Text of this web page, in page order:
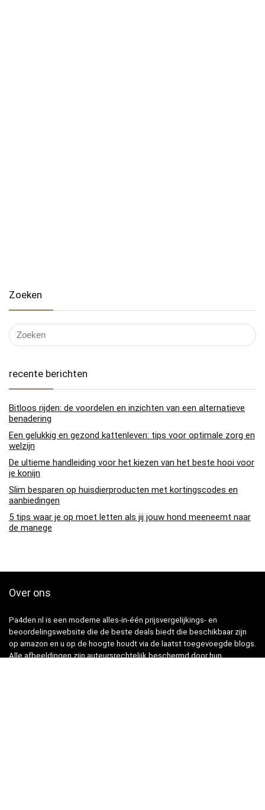
Zoeken
recente berichten
Bitloos rijden: de voordelen en inzichten van een alternatieve
benadering
Een gelukkig en gezond kattenleven: tips voor optimale zorg en
welzijn
De ultieme handleiding voor het kiezen van het beste hooi voor
je konijn
Slim besparen op huisdierproducten met kortingscodes en
aanbiedingen
5 tips waar je op moet letten als jij jouw hond meeneemt naar
de manege
Over ons
Pa4den.nl is een moderne alles-in-één prijsvergelijkings- en
beoordelingswebsite die de beste deals biedt die beschikbaar zijn
op amazon en u op de hoogte houdt via de laatst toegevoegde blogs.
Alle afbeeldingen zijn auteursrechtelijk beschermd door hun